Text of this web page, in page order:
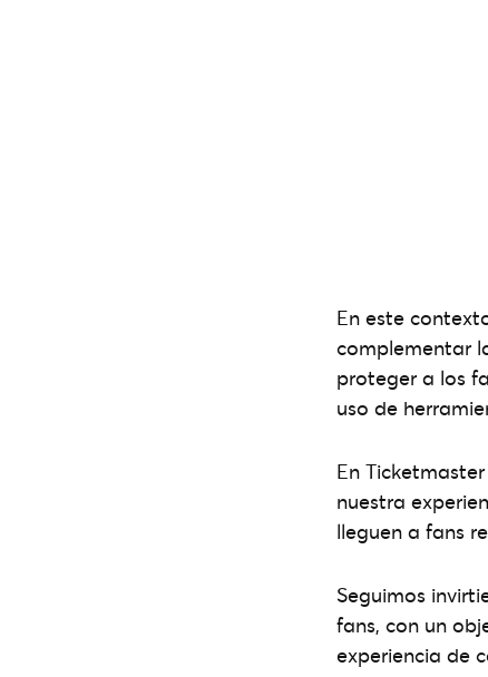
En este
complementar
proteger a los
uso de
En
nuestra
lleguen a fans
Seguimos
fans, con un
experiencia de